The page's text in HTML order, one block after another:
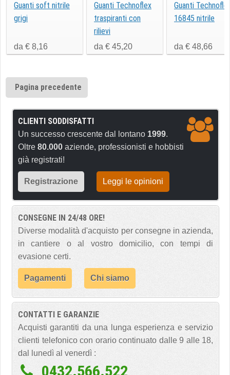
Guanti soft nitrile
grigi
da € 8,16
Guanti Technoflex
traspiranti con
rilievi
da € 45,20
Guanti
16845 nitrile
da € 48,66
Pagina precedente
CLIENTI SODDISFATTI
Un successo crescente dal lontano 1999.
Oltre 80.000 aziende, professionisti e hobbisti
già registrati!
Registrazione Leggi le opinioni
CONSEGNE IN 24/48 ORE!
Diverse modalità d'acquisto per consegne in azienda,
in cantiere o al vostro domicilio, con tempi di
evasione certi.
Pagamenti Chi siamo
CONTATTI E GARANZIE
Acquisti garantiti da una lunga esperienza e servizio
clienti telefonico con orario continuato dalle 9 alle 18,
dal lunedì al venerdì :
0432.566.522